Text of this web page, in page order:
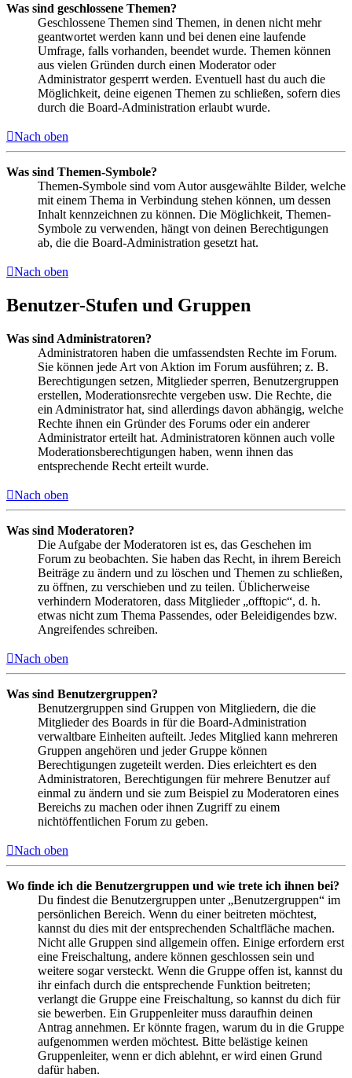
Was sind geschlossene Themen?
Geschlossene Themen sind Themen, in denen nicht mehr
geantwortet werden kann und bei denen eine laufende
Umfrage, falls vorhanden, beendet wurde. Themen können
aus vielen Gründen durch einen Moderator oder
Administrator gesperrt werden. Eventuell hast du auch die
Möglichkeit, deine eigenen Themen zu schließen, sofern dies
durch die Board-Administration erlaubt wurde.
Nach oben
Was sind Themen-Symbole?
Themen-Symbole sind vom Autor ausgewählte Bilder, welche
mit einem Thema in Verbindung stehen können, um dessen
Inhalt kennzeichnen zu können. Die Möglichkeit, Themen-
Symbole zu verwenden, hängt von deinen Berechtigungen
ab, die die Board-Administration gesetzt hat.
Nach oben
Benutzer-Stufen und Gruppen
Was sind Administratoren?
Administratoren haben die umfassendsten Rechte im Forum.
Sie können jede Art von Aktion im Forum ausführen; z. B.
Berechtigungen setzen, Mitglieder sperren, Benutzergruppen
erstellen, Moderationsrechte vergeben usw. Die Rechte, die
ein Administrator hat, sind allerdings davon abhängig, welche
Rechte ihnen ein Gründer des Forums oder ein anderer
Administrator erteilt hat. Administratoren können auch volle
Moderationsberechtigungen haben, wenn ihnen das
entsprechende Recht erteilt wurde.
Nach oben
Was sind Moderatoren?
Die Aufgabe der Moderatoren ist es, das Geschehen im
Forum zu beobachten. Sie haben das Recht, in ihrem Bereich
Beiträge zu ändern und zu löschen und Themen zu schließen,
zu öffnen, zu verschieben und zu teilen. Üblicherweise
verhindern Moderatoren, dass Mitglieder „offtopic“, d. h.
etwas nicht zum Thema Passendes, oder Beleidigendes bzw.
Angreifendes schreiben.
Nach oben
Was sind Benutzergruppen?
Benutzergruppen sind Gruppen von Mitgliedern, die die
Mitglieder des Boards in für die Board-Administration
verwaltbare Einheiten aufteilt. Jedes Mitglied kann mehreren
Gruppen angehören und jeder Gruppe können
Berechtigungen zugeteilt werden. Dies erleichtert es den
Administratoren, Berechtigungen für mehrere Benutzer auf
einmal zu ändern und sie zum Beispiel zu Moderatoren eines
Bereichs zu machen oder ihnen Zugriff zu einem
nichtöffentlichen Forum zu geben.
Nach oben
Wo finde ich die Benutzergruppen und wie trete ich ihnen bei?
Du findest die Benutzergruppen unter „Benutzergruppen“ im
persönlichen Bereich. Wenn du einer beitreten möchtest,
kannst du dies mit der entsprechenden Schaltfläche machen.
Nicht alle Gruppen sind allgemein offen. Einige erfordern erst
eine Freischaltung, andere können geschlossen sein und
weitere sogar versteckt. Wenn die Gruppe offen ist, kannst du
ihr einfach durch die entsprechende Funktion beitreten;
verlangt die Gruppe eine Freischaltung, so kannst du dich für
sie bewerben. Ein Gruppenleiter muss daraufhin deinen
Antrag annehmen. Er könnte fragen, warum du in die Gruppe
aufgenommen werden möchtest. Bitte belästige keinen
Gruppenleiter, wenn er dich ablehnt, er wird einen Grund
dafür haben.